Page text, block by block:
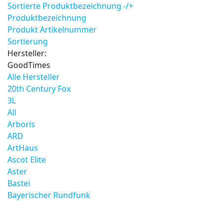
Sortierte Produktbezeichnung -/+
Produktbezeichnung
Produkt Artikelnummer
Sortierung
Hersteller:
GoodTimes
Alle Hersteller
20th Century Fox
3L
All
Arboris
ARD
ArtHaus
Ascot Elite
Aster
Bastei
Bayerischer Rundfunk